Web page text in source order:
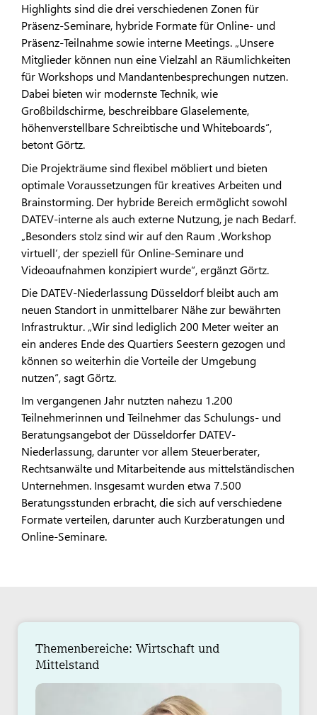
Highlights sind die drei verschiedenen Zonen für
Präsenz-Seminare, hybride Formate für Online- und
Präsenz-Teilnahme sowie interne Meetings. „Unsere
Mitglieder können nun eine Vielzahl an Räumlichkeiten
für Workshops und Mandantenbesprechungen nutzen.
Dabei bieten wir modernste Technik, wie
Großbildschirme, beschreibbare Glaselemente,
höhenverstellbare Schreibtische und Whiteboards“,
betont Görtz.
Die Projekträume sind flexibel möbliert und bieten
optimale Voraussetzungen für kreatives Arbeiten und
Brainstorming. Der hybride Bereich ermöglicht sowohl
DATEV-interne als auch externe Nutzung, je nach Bedarf.
„Besonders stolz sind wir auf den Raum ‚Workshop
virtuell‘, der speziell für Online-Seminare und
Videoaufnahmen konzipiert wurde“, ergänzt Görtz.
Die DATEV-Niederlassung Düsseldorf bleibt auch am
neuen Standort in unmittelbarer Nähe zur bewährten
Infrastruktur. „Wir sind lediglich 200 Meter weiter an
ein anderes Ende des Quartiers Seestern gezogen und
können so weiterhin die Vorteile der Umgebung
nutzen“, sagt Görtz.
Im vergangenen Jahr nutzten nahezu 1.200
Teilnehmerinnen und Teilnehmer das Schulungs- und
Beratungsangebot der Düsseldorfer DATEV-
Niederlassung, darunter vor allem Steuerberater,
Rechtsanwälte und Mitarbeitende aus mittelständischen
Unternehmen. Insgesamt wurden etwa 7.500
Beratungsstunden erbracht, die sich auf verschiedene
Formate verteilen, darunter auch Kurzberatungen und
Online-Seminare.
Themenbereiche: Wirtschaft und
Mittelstand